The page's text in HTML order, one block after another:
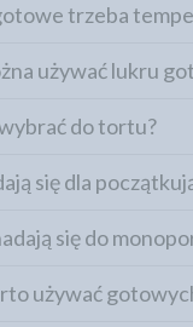
trzeba
używać lukru
do tortu?
się dla
się do
używać